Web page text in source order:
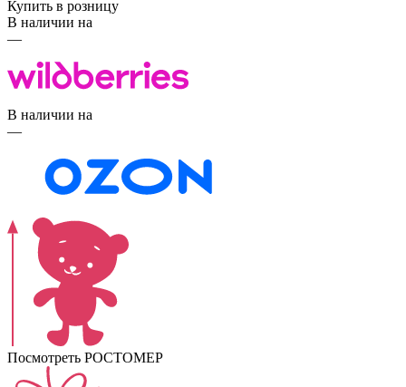
Купить в розницу
В наличии на
—
В наличии на
—
Посмотреть РОСТОМЕР